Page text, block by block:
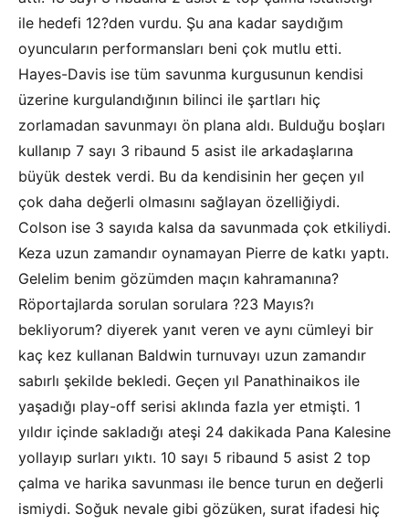
ile hedefi 12?den vurdu. Şu ana kadar saydığım
oyuncuların performansları beni çok mutlu etti.
Hayes-Davis ise tüm savunma kurgusunun kendisi
üzerine kurgulandığının bilinci ile şartları hiç
zorlamadan savunmayı ön plana aldı. Bulduğu boşları
kullanıp 7 sayı 3 ribaund 5 asist ile arkadaşlarına
büyük destek verdi. Bu da kendisinin her geçen yıl
çok daha değerli olmasını sağlayan özelliğiydi.
Colson ise 3 sayıda kalsa da savunmada çok etkiliydi.
Keza uzun zamandır oynamayan Pierre de katkı yaptı.
Gelelim benim gözümden maçın kahramanına?
Röportajlarda sorulan sorulara ?23 Mayıs?ı
bekliyorum? diyerek yanıt veren ve aynı cümleyi bir
kaç kez kullanan Baldwin turnuvayı uzun zamandır
sabırlı şekilde bekledi. Geçen yıl Panathinaikos ile
yaşadığı play-off serisi aklında fazla yer etmişti. 1
yıldır içinde sakladığı ateşi 24 dakikada Pana Kalesine
yollayıp surları yıktı. 10 sayı 5 ribaund 5 asist 2 top
çalma ve harika savunması ile bence turun en değerli
ismiydi. Soğuk nevale gibi gözüken, surat ifadesi hiç